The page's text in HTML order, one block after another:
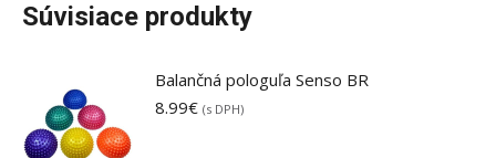
Súvisiace produkty
Balančná pologuľa Senso BR
8.99€ (s DPH)